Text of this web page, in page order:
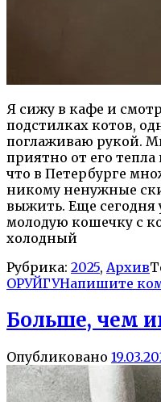
Я сижу в кафе и
подстилках котов,
поглаживаю рукой.
приятно от его тепла
что в Петербурге
никому ненужные
выжить. Еще сегодня
молодую кошечку с
холодный
Рубрика: 2025, Архив
ОРУЙГУНапишите
Больше, чем
Опубликовано